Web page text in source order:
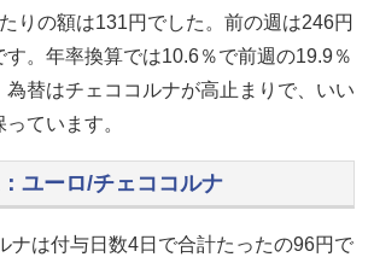
りの額は131円でした。前の週は246円
す。年率換算では10.6％で前週の19.9％
為替はチェココルナが高止まりで、いい
ています。
ユーロ/チェココルナ
ナは付与日数4日で合計たったの96円で